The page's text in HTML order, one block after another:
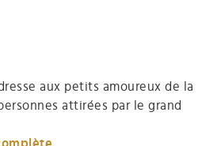
aux petits amoureux de la
attirées par le grand